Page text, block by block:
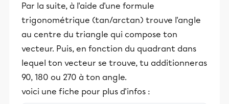
Par la suite, à l'aide d'une formule
trigonométrique (tan/arctan) trouve l'angle
au centre du triangle qui compose ton
vecteur. Puis, en fonction du quadrant dans
lequel ton vecteur se trouve, tu additionneras
90, 180 ou 270 à ton angle.
voici une fiche pour plus d'infos :